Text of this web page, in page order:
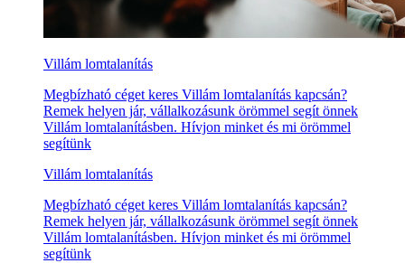
Villám lomtalanítás
Megbízható céget keres Villám lomtalanítás kapcsán?
Remek helyen jár, vállalkozásunk örömmel segít önnek
Villám lomtalanításben. Hívjon minket és mi örömmel
segítünk
Villám lomtalanítás
Megbízható céget keres Villám lomtalanítás kapcsán?
Remek helyen jár, vállalkozásunk örömmel segít önnek
Villám lomtalanításben. Hívjon minket és mi örömmel
segítünk